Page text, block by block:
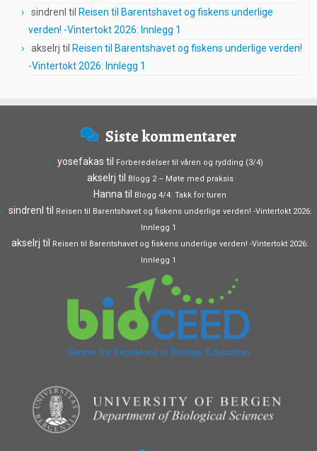
sindrenl til Reisen til Barentshavet og fiskens underlige
verden! -Vintertokt 2026: Innlegg 1
akselrj til Reisen til Barentshavet og fiskens underlige verden!
-Vintertokt 2026: Innlegg 1
Siste kommentarer
yosefakas til Forberedelser til våren og rydding (3/4)
akselrj til Blogg 2 – Møte med praksis
Hanna til Blogg 4/4: Takk for turen
sindrenl til Reisen til Barentshavet og fiskens underlige verden! -Vintertokt 2026:
Innlegg 1
akselrj til Reisen til Barentshavet og fiskens underlige verden! -Vintertokt 2026:
Innlegg 1